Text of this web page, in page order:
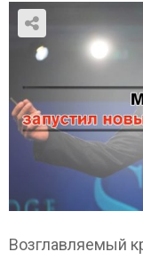
Возглавляемый